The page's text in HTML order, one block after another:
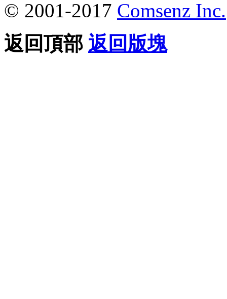
© 2001-2017 Comsenz Inc.
返回頂部 返回版塊